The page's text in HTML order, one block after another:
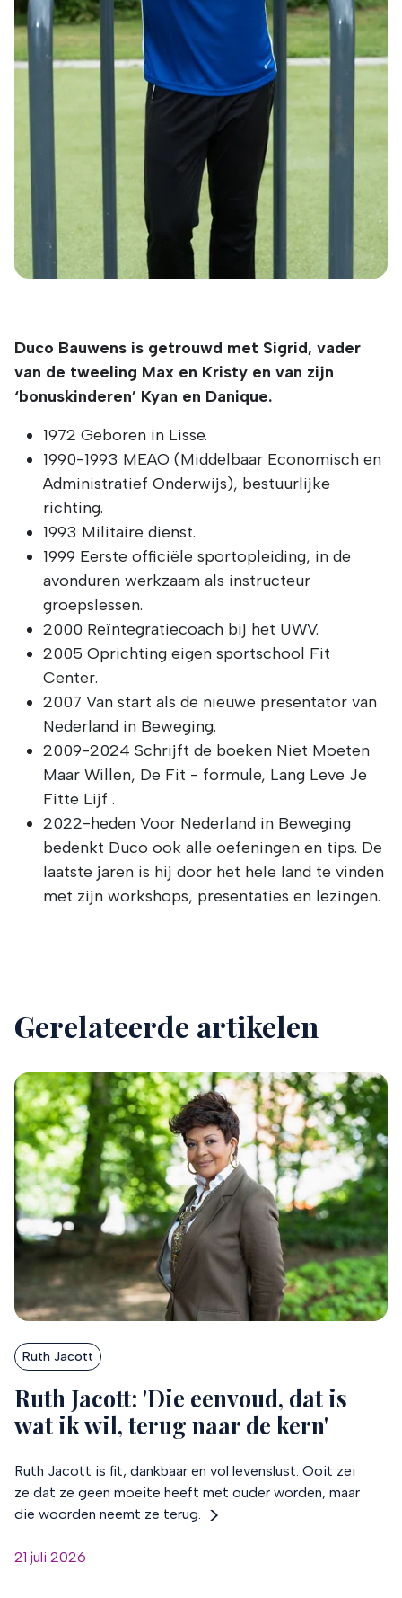
Duco Bauwens is getrouwd met Sigrid, vader
van de tweeling Max en Kristy en van zijn
‘bonuskinderen’ Kyan en Danique.
1972 Geboren in Lisse.
1990-1993 MEAO (Middelbaar Economisch en
Administratief Onderwijs), bestuurlijke
richting.
1993 Militaire dienst.
1999 Eerste officiële sportopleiding, in de
avonduren werkzaam als instructeur
groepslessen.
2000 Reïntegratiecoach bij het UWV.
2005 Oprichting eigen sportschool Fit
Center.
2007 Van start als de nieuwe presentator van
Nederland in Beweging.
2009-2024 Schrijft de boeken Niet Moeten
Maar Willen, De Fit - formule, Lang Leve Je
Fitte Lijf .
2022-heden Voor Nederland in Beweging
bedenkt Duco ook alle oefeningen en tips. De
laatste jaren is hij door het hele land te vinden
met zijn workshops, presentaties en lezingen.
Gerelateerde artikelen
Ruth Jacott
Ruth Jacott: 'Die eenvoud, dat is
wat ik wil, terug naar de kern'
Ruth Jacott is fit, dankbaar en vol levenslust. Ooit zei
ze dat ze geen moeite heeft met ouder worden, maar
die woorden neemt ze terug.
21 juli 2026